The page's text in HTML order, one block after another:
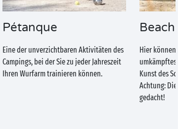
Pétanque
Eine der unverzichtbaren Aktivitäten des
Campings, bei der Sie zu jeder Jahreszeit
Ihren Wurfarm trainieren können.
Beach
Hier können
Kunst des
Achtung:
gedacht!